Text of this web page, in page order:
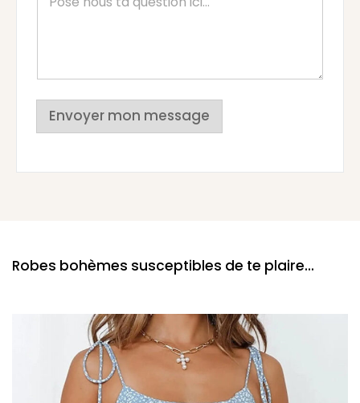
Envoyer mon message
Robes bohèmes susceptibles de te plaire...